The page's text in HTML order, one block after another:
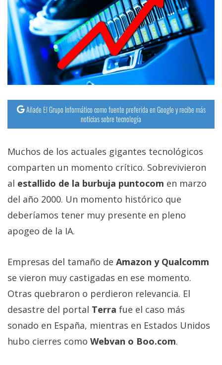
Añade El Grupo Informático como fuente preferida en Google y recibe más
noticias sobre tecnología
Muchos de los actuales gigantes tecnológicos
comparten un momento crítico. Sobrevivieron
al estallido de la burbuja puntocom en marzo
del año 2000. Un momento histórico que
deberíamos tener muy presente en pleno
apogeo de la IA.
Empresas del tamaño de Amazon y Qualcomm
se vieron muy castigadas en ese momento.
Otras quebraron o perdieron relevancia. El
desastre del portal Terra fue el caso más
sonado en España, mientras en Estados Unidos
hubo cierres como Webvan o Boo.com.